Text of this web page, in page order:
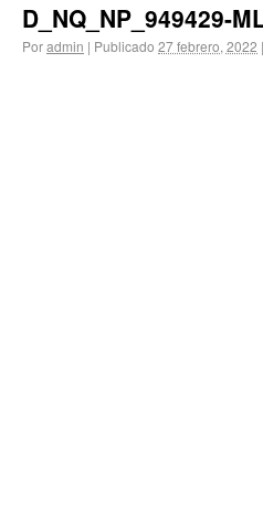
D_NQ_NP_949429-
Poradmin | Publicado 27 febrero, 2022 |